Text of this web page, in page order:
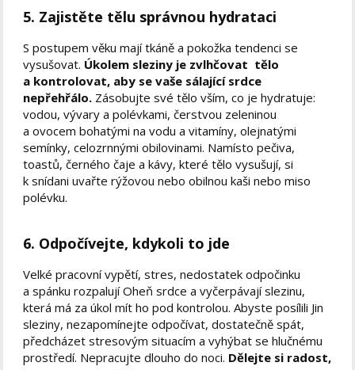
5. Zajistěte tělu správnou hydrataci
S postupem věku mají tkáně a pokožka tendenci se
vysušovat. Úkolem sleziny je zvlhčovat tělo
a kontrolovat, aby se vaše sálající srdce
nepřehřálo. Zásobujte své tělo vším, co je hydratuje:
vodou, vývary a polévkami, čerstvou zeleninou
a ovocem bohatými na vodu a vitamíny, olejnatými
semínky, celozrnnými obilovinami. Namísto pečiva,
toastů, černého čaje a kávy, které tělo vysušují, si
k snídani uvařte rýžovou nebo obilnou kaši nebo miso
polévku.
6. Odpočívejte, kdykoli to jde
Velké pracovní vypětí, stres, nedostatek odpočinku
a spánku rozpalují Oheň srdce a vyčerpávají slezinu,
která má za úkol mít ho pod kontrolou. Abyste posílili Jin
sleziny, nezapomínejte odpočívat, dostatečně spát,
předcházet stresovým situacím a vyhýbat se hlučnému
prostředí. Nepracujte dlouho do noci. Dělejte si radost,